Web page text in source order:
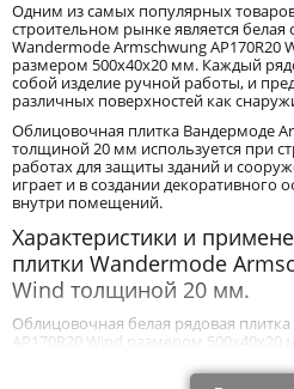
Одним из самых популярных
строительном рынке является
Wandermode Armschwung AP170R20
размером 500x40x20 мм. Каждый
собой изделие ручной работы, и
различных поверхностей как
Облицовочная плитка Вандермоде
толщиной 20 мм используется при
работах для защиты зданий и
играет и в создании декоративного
внутри помещений.
Характеристики и
плитки Wandermode
Wind толщиной 20 мм.
Облицовочная белая рядовая
AP170R20 Wind размером 500x40x20
защищает постройки от